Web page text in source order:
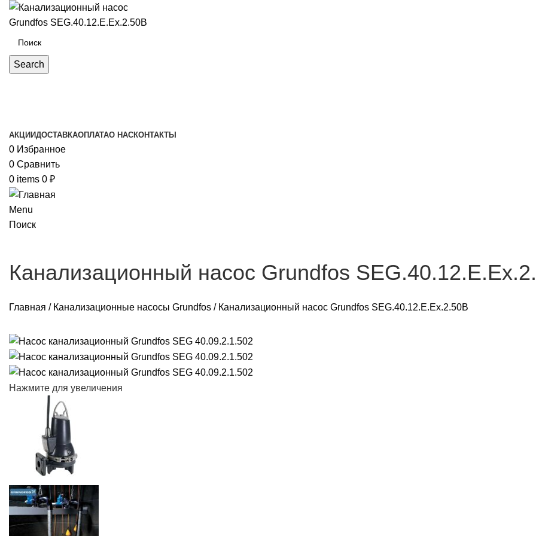
Search
АКЦИИДОСТАВКАОПЛАТАО НАСКОНТАКТЫ
0 Избранное
0 Сравнить
0 items 0 ₽
Menu
Поиск
Канализационный насос Grundfos
Главная / Канализационные насосы Grundfos / Канализационный насос Grundfos SEG.40.12.E.Ex.2.50B
Нажмите для увеличения